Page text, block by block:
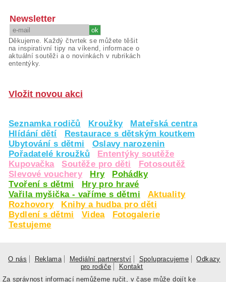
Newsletter
Děkujeme. Každý čtvrtek se můžete těšit
na inspirativní tipy na víkend, informace o
aktuální soutěži a o novinkách v rubrikách
ententýky.
Vložit novou akci
Seznamka rodičů Kroužky
Mateřská centra
Hlídání dětí
Restaurace s dětským koutkem
Ubytování s dětmi
Oslavy narozenin
Pořadatelé kroužků
Ententýky soutěže
Kupovačka
Soutěže pro děti
Fotosoutěž
Slevové vouchery
Hry
Pohádky
Tvoření s dětmi
Hry pro hravé
Vařila myšička - vaříme s dětmi
Aktuality
Rozhovory
Knihy a hudba pro děti
Bydlení s dětmi
Videa
Fotogalerie
Testujeme
O nás Reklama Mediální partnerství Spolupracujeme
Odkazy
pro rodiče
Kontakt
Za správnost informací nemůžeme ručit, v čase může dojít ke